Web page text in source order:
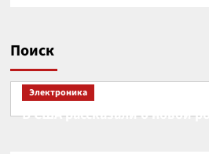
Поиск
Электроника
В США рассказали о новой